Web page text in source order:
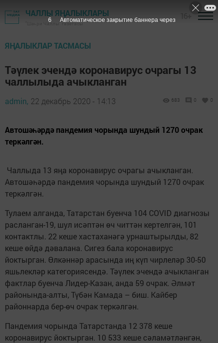
ЧАЛЛЫ ЯҢАЛЫКЛАРЫ
"Шәһри Чаллы" газетасы
ЯҢАЛЫКЛАР ТАСМАСЫ
Тәүлек эчендә коронавирус очрагы 13
чаллылыда ачыкланган
admin, 22 декабрь 2020 - 14:13 683 0 0
Автошәһәрдә пандемия чорында шундый 1270 очрак
теркәлгән.
Чаллыда 13 яңа коронавирус очрагы ачыкланган.
Автошәһәрдә пандемия чорында шундый 1270 очрак
теркәлгән.
Тулаем алганда, Татарстан буенча 104 COVID диагнозы
расланган-19, шул исәптән өч читтән кертелгән, 101
контактлы. 22 кеше хастаханәгә урнаштырылды, 82
кеше өйдә дәвалана. Сигез бала коронавирус
йоктырган. Өлкәннәр арасында иң күп чирлеләр 30-50
яшьлекләр категориясендә. Тәүлек эчендә ачыкланган
фактлар буенча Лидер-Казан, анда 59 очрак. Әлмәт
районында-алты, Түбән Камада – биш. Кайбер
районнарда бер-өч очрак теркәлгән.
Пандемия чорында Татарстанда 12 378 кеше
коронавирус йоктырган. 10 533 кеше сәламәтләнгән,
5 Автоматическое закрытие баннера через